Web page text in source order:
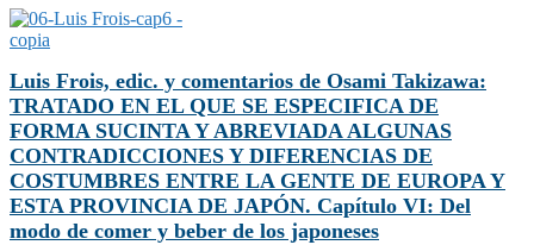
Luis Frois, edic. y comentarios de Osami Takizawa:
TRATADO EN EL QUE SE ESPECIFICA DE
FORMA SUCINTA Y ABREVIADA ALGUNAS
CONTRADICCIONES Y DIFERENCIAS DE
COSTUMBRES ENTRE LA GENTE DE EUROPA Y
ESTA PROVINCIA DE JAPÓN. Capítulo VI: Del
modo de comer y beber de los japoneses